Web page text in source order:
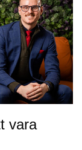
vara